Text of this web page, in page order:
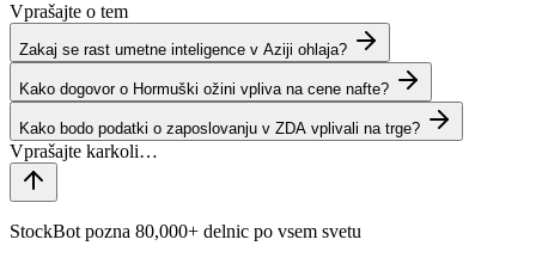
Vprašajte o tem
Zakaj se rast umetne inteligence v Aziji ohlaja?
Kako dogovor o Hormuški ožini vpliva na cene nafte?
Kako bodo podatki o zaposlovanju v ZDA vplivali na trge?
StockBot pozna 80,000+ delnic po vsem svetu